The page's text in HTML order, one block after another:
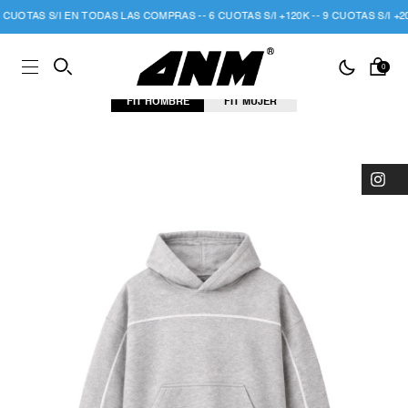
S/I EN TODAS LAS COMPRAS -- 6 CUOTAS S/I +120K -- 9 CUOTAS S/I
0
FIT HOMBRE FIT MUJER